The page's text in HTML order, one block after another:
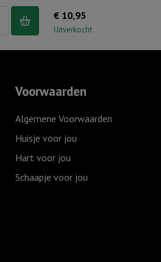
€ 10,95
Uitverkocht
Voorwaarden
Algemene Voorwaarden
Huisje voor jou
Hart voor jou
Schaapje voor jou